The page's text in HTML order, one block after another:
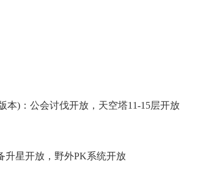
)：公会讨伐开放，天空塔11-15层开放
星开放，野外PK系统开放